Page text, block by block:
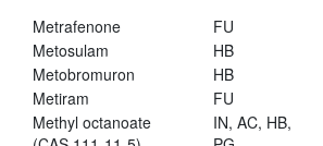
Metrafenone
FU
Metosulam
HB
Metobromuron
HB
Metiram
FU
Methyl octanoate
IN, AC, HB,